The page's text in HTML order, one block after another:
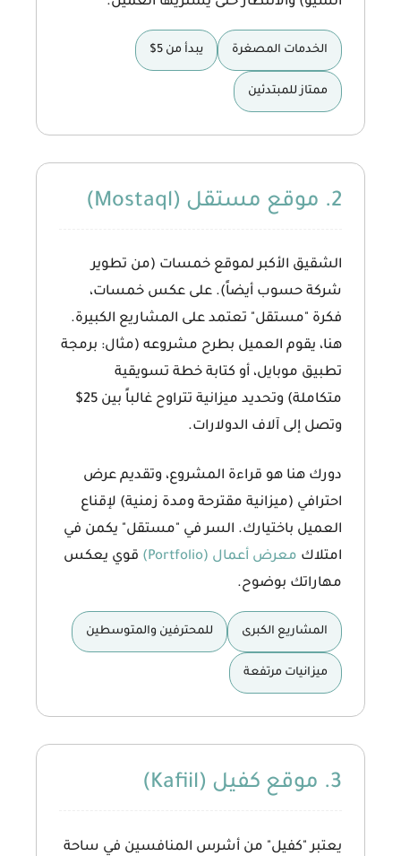
الخدمات المصغرة يبدأ من 5$
ممتاز للمبتدئين
2. موقع مستقل (Mostaql)
الشقيق الأكبر لموقع خمسات (من تطوير
شركة حسوب أيضاً). على عكس خمسات،
فكرة "مستقل" تعتمد على المشاريع الكبيرة.
هنا، يقوم العميل بطرح مشروعه (مثال: برمجة
تطبيق موبايل، أو كتابة خطة تسويقية
متكاملة) وتحديد ميزانية تتراوح غالباً بين 25$
وتصل إلى آلاف الدولارات.
دورك هنا هو قراءة المشروع، وتقديم عرض
احترافي (ميزانية مقترحة ومدة زمنية) لإقناع
العميل باختيارك. السر في "مستقل" يكمن في
امتلاك معرض أعمال (Portfolio)
قوي يعكس
مهاراتك بوضوح.
المشاريع الكبرى للمحترفين والمتوسطين
ميزانيات مرتفعة
3. موقع كفيل (Kafiil)
يعتبر "كفيل" من أشرس المنافسين في ساحة